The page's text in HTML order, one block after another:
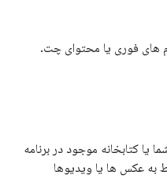
های فوری یا محتوای چت.
یا کتابخانه موجود در برنامه
به عکس ها یا ویدیوها